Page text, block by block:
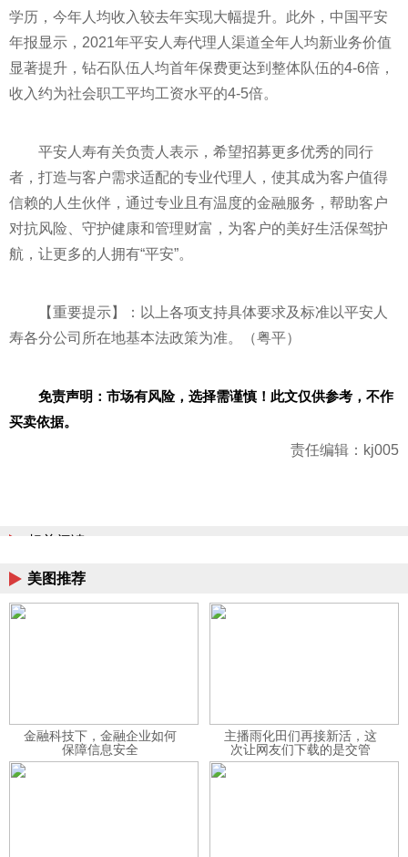
学历，今年人均收入较去年实现大幅提升。此外，中国平安
年报显示，2021年平安人寿代理人渠道全年人均新业务价值
显著提升，钻石队伍人均首年保费更达到整体队伍的4-6倍，
收入约为社会职工平均工资水平的4-5倍。
平安人寿有关负责人表示，希望招募更多优秀的同行
者，打造与客户需求适配的专业代理人，使其成为客户值得
信赖的人生伙伴，通过专业且有温度的金融服务，帮助客户
对抗风险、守护健康和管理财富，为客户的美好生活保驾护
航，让更多的人拥有“平安”。
【重要提示】：以上各项支持具体要求及标准以平安人
寿各分公司所在地基本法政策为准。（粤平）
免责声明：市场有风险，选择需谨慎！此文仅供参考，不作
买卖依据。
责任编辑：kj005
相关阅读
美图推荐
金融科技下，金融企业如何
保障信息安全
主播雨化田们再接新活，这
次让网友们下载的是交管
12123APP